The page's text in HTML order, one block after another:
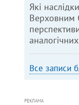
Які
Верховним
Все записи
РЕКЛАМА